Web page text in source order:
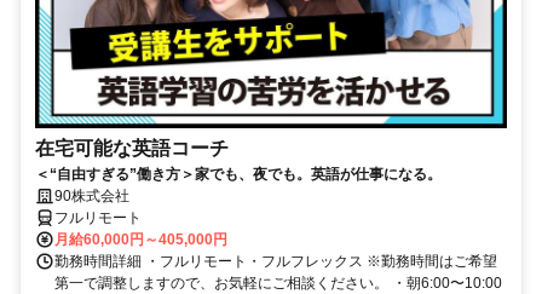
在宅可能な英語コーチ
＜“自由すぎる”働き方＞家でも、夜でも。英語が仕事になる。
90株式会社
フルリモート
月給60,000円～405,000円
勤務時間詳細 ・フルリモート・フルフレックス ※勤務時間はご希望
第一で調整しますので、お気軽にご相談ください。 ・朝6:00〜10:00